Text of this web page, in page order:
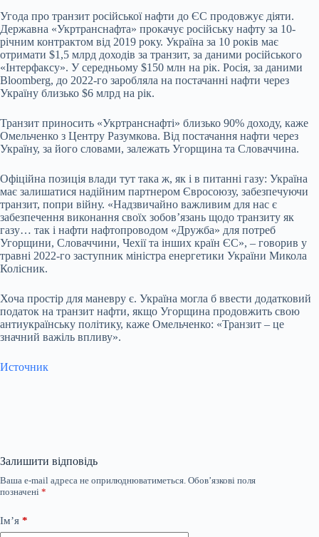
Угода про транзит російської нафти до ЄС продовжує діяти.
Державна «Укртранснафта» прокачує російську нафту за 10-
річним контрактом від 2019 року. Україна за 10 років має
отримати $1,5 млрд доходів за транзит, за даними російського
«Інтерфаксу». У середньому $150 млн на рік. Росія, за даними
Bloomberg, до 2022-го заробляла на постачанні нафти через
Україну близько $6 млрд на рік.
Транзит приносить «Укртранснафті» близько 90% доходу, каже
Омельченко з Центру Разумкова. Від постачання нафти через
Україну, за його словами, залежать Угорщина та Словаччина.
Офіційна позиція влади тут така ж, як і в питанні газу: Україна
має залишатися надійним партнером Євросоюзу, забезпечуючи
транзит, попри війну. «Надзвичайно важливим для нас є
забезпечення виконання своїх зобов’язань щодо транзиту як
газу… так і нафти нафтопроводом «Дружба» для потреб
Угорщини, Словаччини, Чехії та інших країн ЄС», – говорив у
травні 2022-го заступник міністра енергетики України Микола
Колісник.
Хоча простір для маневру є. Україна могла б ввести додатковий
податок на транзит нафти, якщо Угорщина продовжить свою
антиукраїнську політику, каже Омельченко: «Транзит – це
значний важіль впливу».
Источник
Залишити відповідь
Ваша e-mail адреса не оприлюднюватиметься. Обов’язкові поля
позначені *
Ім’я *